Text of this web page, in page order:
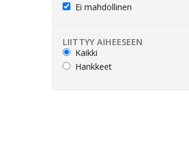
Ei mahdollinen
LIITTYY AIHEESEEN
Kaikki
Hankkeet